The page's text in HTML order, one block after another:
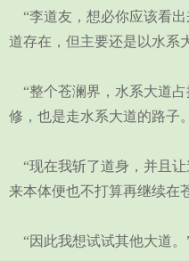
“李道友，想必你应该看
道存在，但主要还是以水系
“整个苍澜界，水系大道
修，也是走水系大道的路子
“现在我斩了道身，并且
来本体便也不打算再继续在
“因此我想试试其他大道。